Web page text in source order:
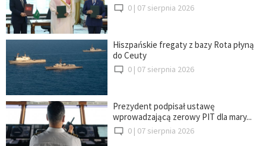
0 | 07 sierpnia 2026
Hiszpańskie fregaty z bazy Rota płyną
do Ceuty
0 | 07 sierpnia 2026
Prezydent podpisał ustawę
wprowadzającą zerowy PIT dla mary...
0 | 07 sierpnia 2026